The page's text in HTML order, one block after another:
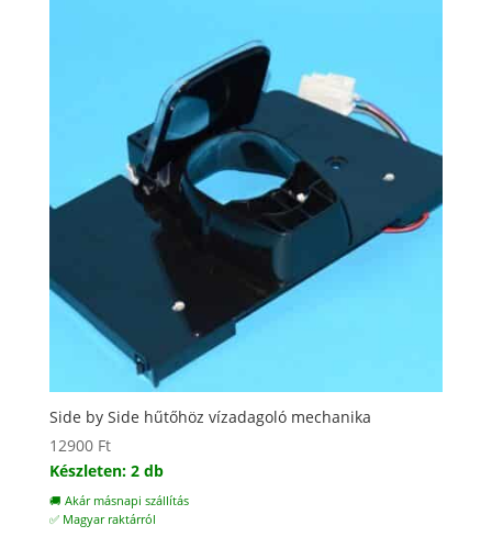
Side by Side hűtőhöz vízadagoló mechanika
12900 Ft
Készleten: 2 db
🚚 Akár másnapi szállítás
✅ Magyar raktárról